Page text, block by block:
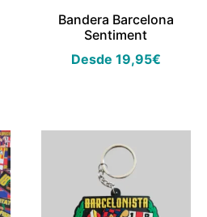
Bandera Barcelona
Sentiment
Desde 19,95€